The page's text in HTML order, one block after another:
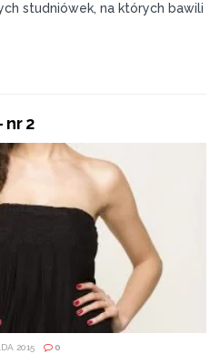
studniówek, na których bawili
nr 2
2015 0